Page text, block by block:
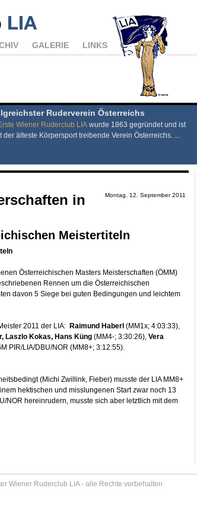
GALERIE LINKS
Ruderverein Österreichs
Wiener Ruderclub LIAwurde 1863 gegründet und ist
der älteste Körpersport treibende Verein Österreichs. ...
Montag, 12. September 2011
in
Meistertiteln
Österreichischen Masters Meisterschaften (ÖMM)
Rennen um die Österreichischen
davon 5 Siege bei guten Bedingungen und leichtem
2011 der LIA: Raimund Haberl (MM1x; 4:03:33),
Laszlo Kokas, Hans Küng(MM4-; 3:30:26), Vera
PIR/LIA/DBU/NOR (MM8+; 3:12:55).
(Michi Zwillink, Fieber) musste der LIA MM8+
hektischen und misslungenen Start zwar noch 13
NOR hereinrudern, musste sich aber letztlich mit dem
Wiener Ruderclub LIA - alle Rechte vorbehalten